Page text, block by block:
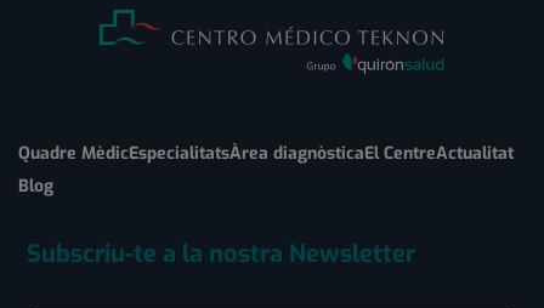
Quadre MèdicEspecialitatsÀrea diagnòsticaEl CentreActualitat
Blog
Subscriu-te a la nostra Newsletter